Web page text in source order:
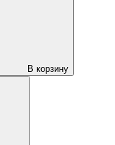
В корзину